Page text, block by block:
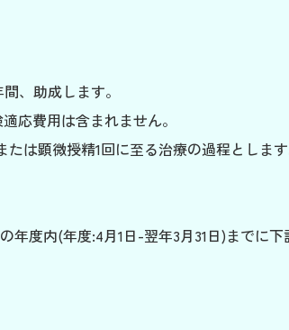
、助成します。
応費用は含まれません。
は顕微授精1回に至る治療の過程とします
度内(年度:4月1日-翌年3月31日)までに下